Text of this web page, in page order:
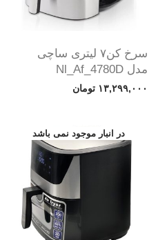
سرخ کن۷ لیتری ساچی
مدل Nl_Af_4780D
۱۳,۲۹۹,۰۰۰ تومان